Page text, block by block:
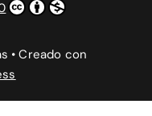
• Creado con